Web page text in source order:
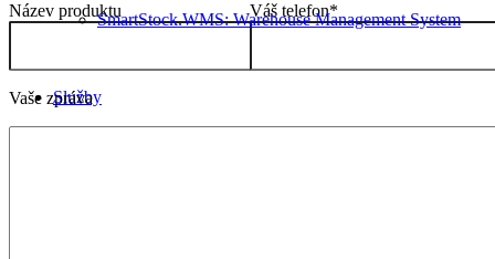
SmartStock.WMS: Warehouse Management System
Služby
Název produktu Váš telefon*
Vaše zpráva